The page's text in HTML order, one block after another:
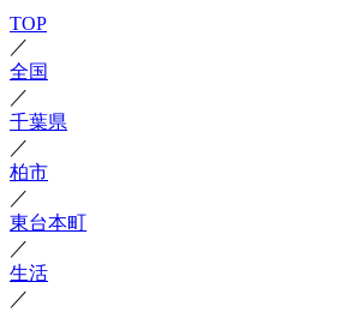
TOP
／
全国
／
千葉県
／
柏市
／
東台本町
／
生活
／